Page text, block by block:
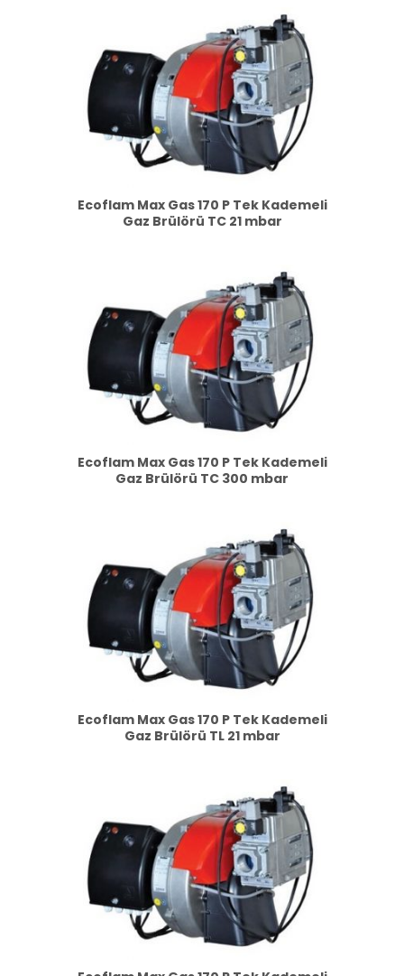
Ecoflam Max Gas 170 P Tek Kademeli
Gaz Brülörü TC 21 mbar
Ecoflam Max Gas 170 P Tek Kademeli
Gaz Brülörü TC 300 mbar
Ecoflam Max Gas 170 P Tek Kademeli
Gaz Brülörü TL 21 mbar